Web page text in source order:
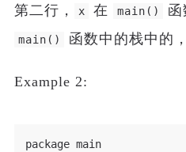
第二行， x 在 main()
main() 函数中的栈中的
Example 2:
package main